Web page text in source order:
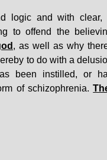
logic and with clear,
to offend the
, as well as why
to do with a
been instilled, or
of schizophrenia.